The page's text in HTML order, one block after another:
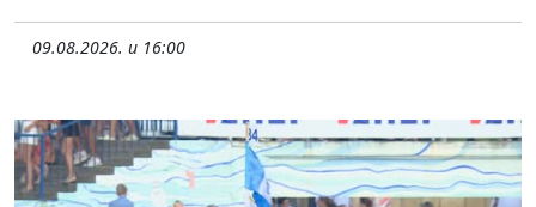
09.08.2026. u 16:00